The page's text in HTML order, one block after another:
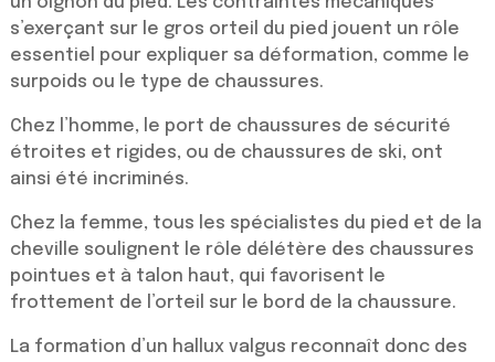
s’exerçant sur le gros orteil du pied jouent un rôle
essentiel pour expliquer sa déformation, comme le
surpoids ou le type de chaussures.
Chez l’homme, le port de chaussures de sécurité
étroites et rigides, ou de chaussures de ski, ont
ainsi été incriminés.
Chez la femme, tous les spécialistes du pied et de la
cheville soulignent le rôle délétère des chaussures
pointues et à talon haut, qui favorisent le
frottement de l’orteil sur le bord de la chaussure.
La formation d’un hallux valgus reconnaît donc des